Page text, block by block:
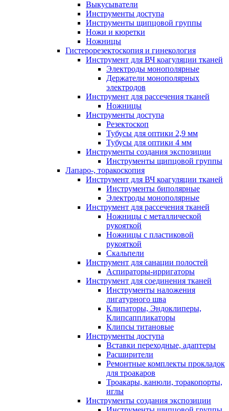
Выкусыватели
Инструменты доступа
Инструменты щипцовой группы
Ножи и кюретки
Ножницы
Гистерорезектоскопия и гинекология
Инструмент для ВЧ коагуляции тканей
Электроды монополярные
Держатели монополярных
электродов
Инструмент для рассечения тканей
Ножницы
Инструменты доступа
Резектоскоп
Тубусы для оптики 2,9 мм
Тубусы для оптики 4 мм
Инструменты создания экспозиции
Инструменты щипцовой группы
Лапаро-, торакоскопия
Инструмент для ВЧ коагуляции тканей
Инструменты биполярные
Электроды монополярные
Инструмент для рассечения тканей
Ножницы с металлической
рукояткой
Ножницы с пластиковой
рукояткой
Скальпели
Инструмент для санации полостей
Аспираторы-ирригаторы
Инструмент для соединения тканей
Инструменты наложения
лигатурного шва
Клипаторы, Эндоклиперы,
Клипсаппликаторы
Клипсы титановые
Инструменты доступа
Вставки переходные, адаптеры
Расширители
Ремонтные комплекты прокладок
для троакаров
Троакары, канюли, торакопорты,
иглы
Инструменты создания экспозиции